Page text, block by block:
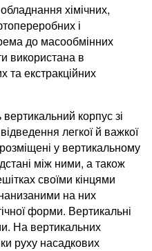
хімічних,
і
до масообмінних
використана в
та екстракційних
корпус зі
легкої й важкої
у вертикальному
між ними, а також
своїми кінцями
на них
форми. Вертикальні
На вертикальних
руху насадкових